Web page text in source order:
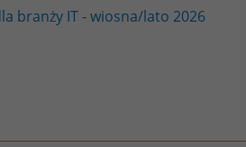
branży IT - wiosna/lato 2026